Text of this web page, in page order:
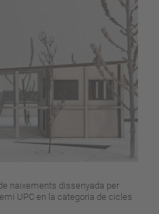
naixements dissenyada per
UPC en la categoria de cicles